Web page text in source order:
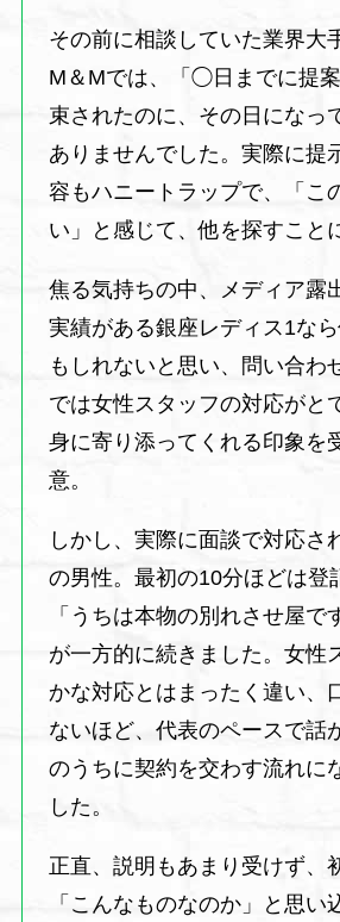
その前に相談していた業界大
M＆Mでは、「◯日までに提
束されたのに、その日になっ
ありませんでした。実際に提
容もハニートラップで、「こ
い」と感じて、他を探すこと
焦る気持ちの中、メディア露
実績がある銀座レディス1な
もしれないと思い、問い合わ
では女性スタッフの対応がと
身に寄り添ってくれる印象を
意。
しかし、実際に面談で対応さ
の男性。最初の10分ほどは登
「うちは本物の別れさせ屋で
が一方的に続きました。女性
かな対応とはまったく違い、
ないほど、代表のペースで話
のうちに契約を交わす流れに
した。
正直、説明もあまり受けず、
「こんなものなのか」と思い